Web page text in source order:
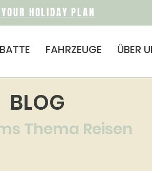
HOLIDAY PLAN
FAHRZEUGE ÜBER
BLOG
Thema Reisen